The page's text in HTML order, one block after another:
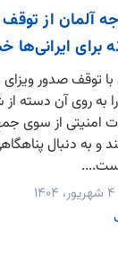
آلمان از
برای ایرانی‌ها
توقف صدور ویزای
به روی آن دسته از
امنیتی از سوی
و به دنبال